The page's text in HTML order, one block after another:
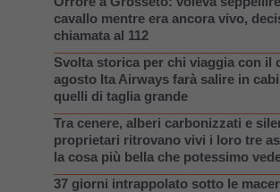
cavallo mentre era ancora vivo,
chiamata al 112
Svolta storica per chi viaggia con il
agosto Ita Airways farà salire in
quelli di taglia grande
Tra cenere, alberi carbonizzati e
proprietari ritrovano vivi i loro tre
la cosa più bella che potessimo
37 giorni intrappolato sotto le